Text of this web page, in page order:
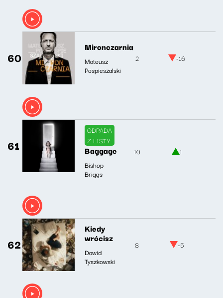
60
Mironczarnia
Mateusz
Pospieszalski
2 -16
61
ODPADA
Z LISTY
Baggage
Bishop
Briggs
10 1
62
Kiedy
wrócisz
Dawid
Tyszkowski
8 -5